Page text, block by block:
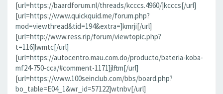
[url=https://baardforum.nl/threads/kcccs.4960/]kcccs[/url]
[url=https://www.quickquid.me/forum.php?
mod=viewthread&tid=194&extra=]kmrji[/url]
[url=http://www.ress.rip/forum/viewtopic.php?
t=116]lwmtc[/url]
[url=https://autocentro.mau.com.do/producto/bateria-koba-
mf24-750-cca/#comment-1171]jlftm[/url]
[url=https://www.100seinclub.com/bbs/board.php?
bo_table=E04_1&wr_id=57122]wtnbv[/url]